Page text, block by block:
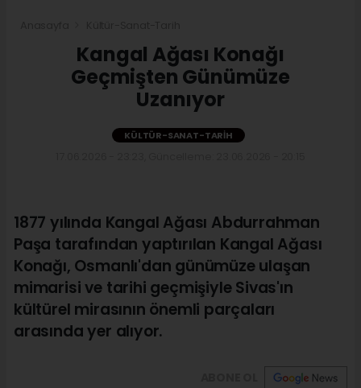
Kangal Ağası Konağı
Geçmişten Günümüze
Uzanıyor
KÜLTÜR-SANAT-TARIH
1877 yılında Kangal Ağası Abdurrahman
Paşa tarafından yaptırılan Kangal Ağası
Konağı, Osmanlı'dan günümüze ulaşan
mimarisi ve tarihi geçmişiyle Sivas'ın
kültürel mirasının önemli parçaları
arasında yer alıyor.